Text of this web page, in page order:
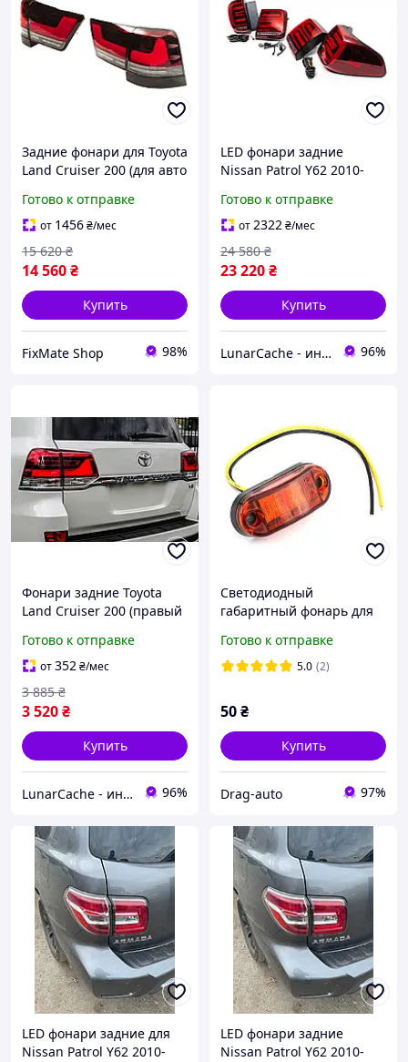
Задние фонари для Toyota
Land Cruiser 200 (для авто
Готово к отправке
от 1456₴/мес
14 560₴
15 620 ₴
Купить
FixMate Shop 98%
LED фонари задние
Nissan Patrol Y62 2010-
(82057)
Готово к отправке
от2322₴/мес
23 220₴
24 580 ₴
Купить
LunarCache - интернет магазин автотюнинга и запчастей для бытовой техники 96%
Фонари задние Toyota
Land Cruiser 200 (правый
багажника) (151816)
Готово к отправке
от352₴/мес
3 520₴
3 885 ₴
Купить
LunarCache - интернет магазин автотюнинга и запчастей для бытовой техники 96%
Светодиодный
габаритный фонарь для
желтый 12-24v
Готово к отправке
5.0 (2)
50₴
Купить
Drag-auto 97%
LED фонари задние для
Nissan Patrol Y62 2010-
LED фонари задние
Nissan Patrol Y62 2010-